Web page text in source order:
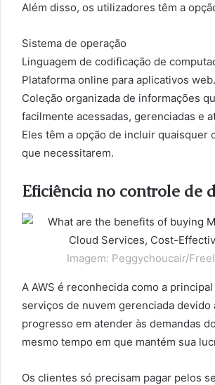
Além disso, os utilizadores têm a
Sistema de operação
Linguagem de codificação de
Plataforma online para aplicativos web.
Coleção organizada de informações
facilmente acessadas, gerenciadas e
Eles têm a opção de incluir quaisquer
que necessitarem.
Eficiência no controle de
Imagem: Peggychoucair/
A AWS é reconhecida como a
serviços de nuvem gerenciada devido
progresso em atender às demandas
mesmo tempo em que mantém sua
Os clientes só precisam pagar pelos